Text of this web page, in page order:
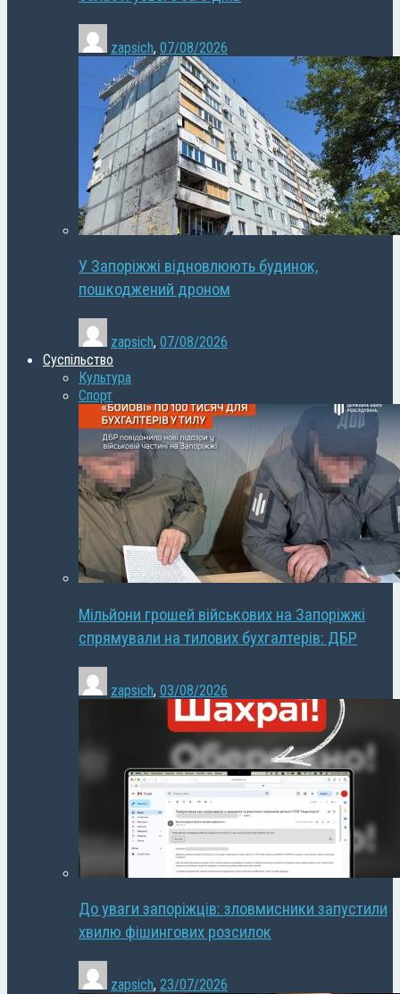
zapsich, 07/08/2026
У Запоріжжі відновлюють будинок,
пошкоджений дроном
zapsich, 07/08/2026
Суспільство
Культура
Спорт
Мільйони грошей військових на Запоріжжі
спрямували на тилових бухгалтерів: ДБР
zapsich, 03/08/2026
До уваги запоріжців: зловмисники запустили
хвилю фішингових розсилок
zapsich, 23/07/2026